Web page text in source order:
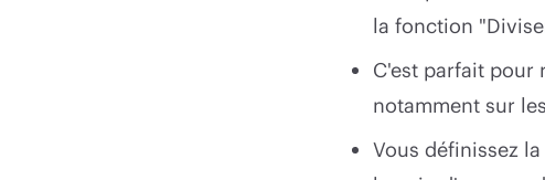
la fonction
C'est parfait pour
notamment sur
Vous définissez